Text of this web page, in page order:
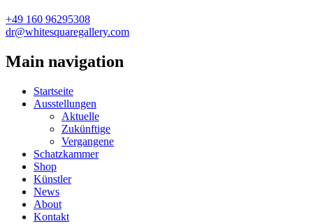
+49 160 96295308
dr@whitesquaregallery.com
Main navigation
Startseite
Ausstellungen
Aktuelle
Zukünftige
Vergangene
Schatzkammer
Shop
Künstler
News
About
Kontakt